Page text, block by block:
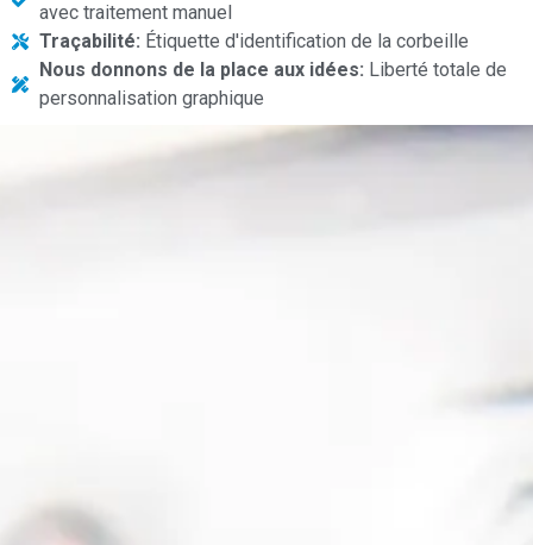
avec traitement manuel
Traçabilité: Étiquette d'identification de la corbeille
Nous donnons de la place aux idées: Liberté totale de
personnalisation graphique